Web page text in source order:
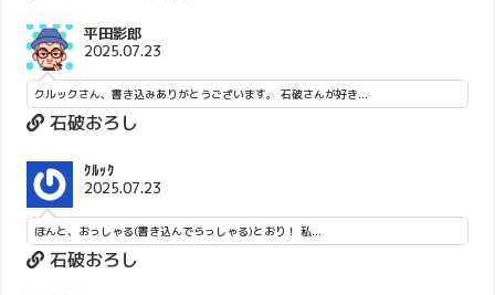
平田影郎
2025.07.23
クルックさん、書き込みありがとうございます。 石破さんが好き...
石破おろし
ｸﾙｯｸ
2025.07.23
ほんと、おっしゃる(書き込んでらっしゃる)とおり！ 私...
石破おろし